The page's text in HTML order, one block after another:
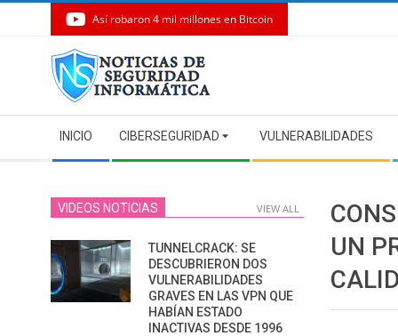
Así robaron 4 mil millones en Bitcoin
Navigation
Menu
INICIO CIBERSEGURIDAD VULNERABILIDADES
UN
VIDEOS NOTICIAS VIEW ALL
TUNNELCRACK: SE
DESCUBRIERON DOS
VULNERABILIDADES
GRAVES EN LAS VPN QUE
HABÍAN ESTADO
INACTIVAS DESDE 1996